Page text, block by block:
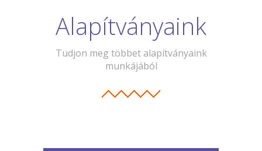
Alapítványaink
Tudjon meg többet alapítványaink
munkájából